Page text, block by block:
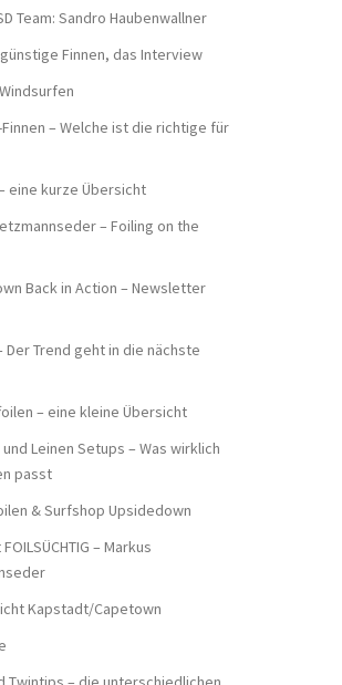
Team: Sandro Haubenwallner
günstige Finnen, das Interview
– Welche ist die richtige für
eine kurze Übersicht
– Foiling on the
Back in Action – Newsletter
Der Trend geht in die nächste
– eine kleine Übersicht
Leinen Setups – Was wirklich
passt
& Surfshop Upsidedown
– Markus
Kapstadt/Capetown